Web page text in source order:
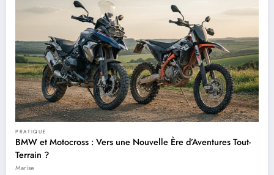
PRATIQUE
BMW et Motocross : Vers une Nouvelle Ère d’Aventures Tout-
Terrain ?
Marise